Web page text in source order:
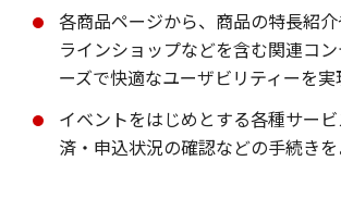
各商品ページから、商品の特長紹
ラインショップなどを含む関連コ
ーズで快適なユーザビリティーを実
イベントをはじめとする各種サー
済・申込状況の確認などの手続き